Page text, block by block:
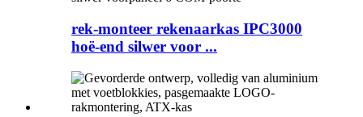
rek-monteer rekenaarkas IPC3000
hoë-end silwer voor ...